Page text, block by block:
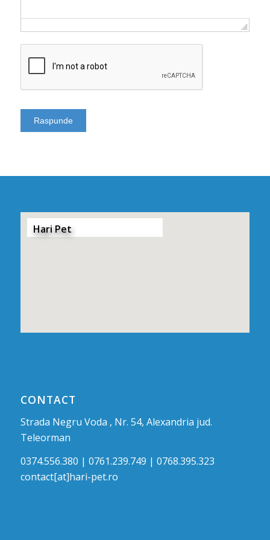
Hari Pet
CONTACT
Strada Negru Voda , Nr. 54, Alexandria jud.
Teleorman
0374.556.380 | 0761.239.749 | 0768.395.323
contact[at]hari-pet.ro